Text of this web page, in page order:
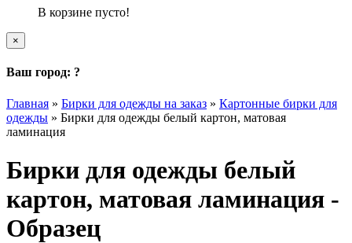
В корзине пусто!
×
Ваш город: ?
Главная » Бирки для одежды на заказ » Картонные бирки для
одежды » Бирки для одежды белый картон, матовая
ламинация
Бирки для одежды белый
картон, матовая ламинация -
Образец